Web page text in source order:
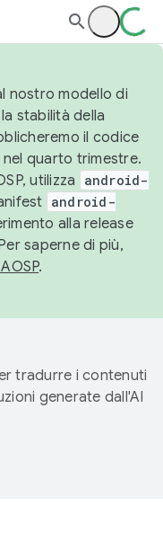
nostro modello di
stabilità della
il codice
quarto trimestre.
utilizza
android-
android-
alla release
saperne di più,
.
tradurre i contenuti
generate dall'AI